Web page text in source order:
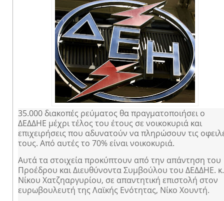
35.000 διακοπές ρεύματος θα πραγματοποιήσει ο
ΔΕΔΔΗΕ μέχρι τέλος του έτους σε νοικοκυριά και
επιχειρήσεις που αδυνατούν να πληρώσουν τις
τους. Από αυτές το 70% είναι νοικοκυριά.
Αυτά τα στοιχεία προκύπτουν από την απάντηση του
Προέδρου και Διευθύνοντα Συμβούλου του ΔΕΔΔΗΕ. κ.
Νίκου Χατζηαργυρίου, σε απαντητική επιστολή στον
ευρωβουλευτή της Λαϊκής Ενότητας, Νίκο Χουντή.